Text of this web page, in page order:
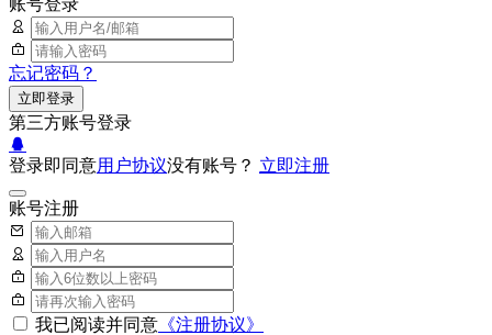
忘记密码？
立即登录
第三方账号登录
登录即同意用户协议没有账号？ 立即注册
账号注册
我已阅读并同意 《注册协议》